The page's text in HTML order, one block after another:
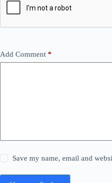
Add Comment *
Save my name, email and